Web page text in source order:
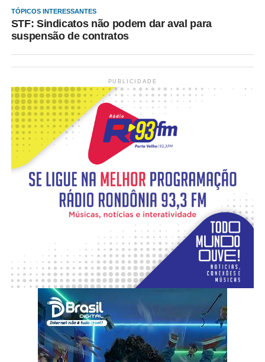
TÓPICOS INTERESSANTES
STF: Sindicatos não podem dar aval para
suspensão de contratos
PUBLICIDADE